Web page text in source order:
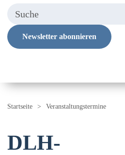
Newsletter abonnieren
Startseite Veranstaltungstermine
DLH-